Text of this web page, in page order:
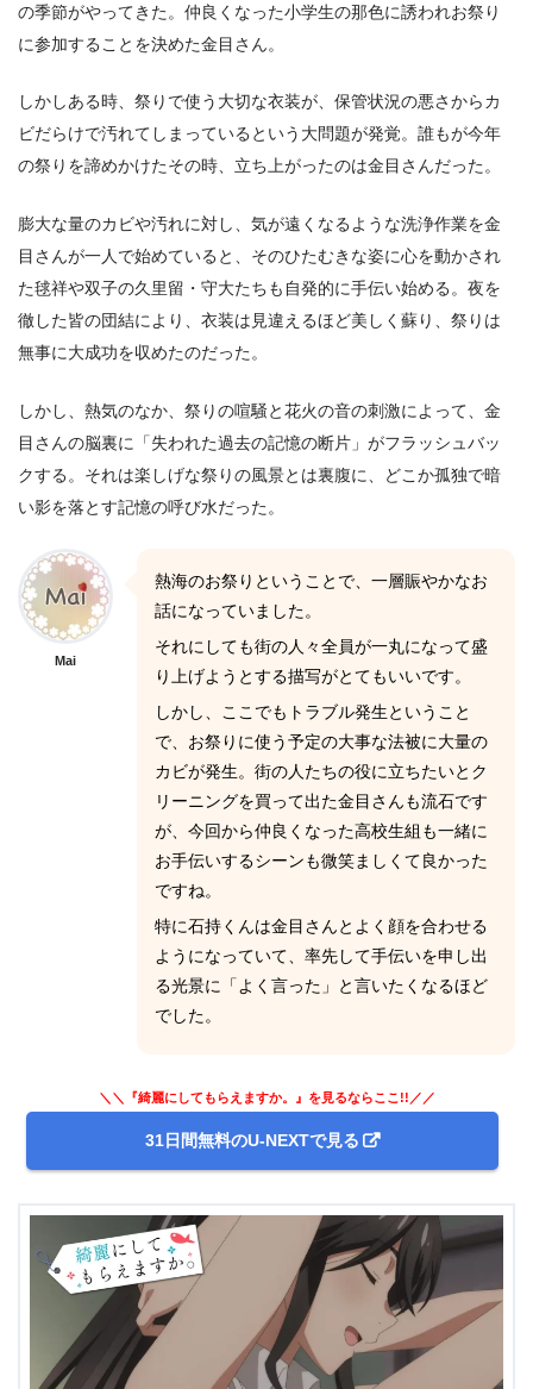
の季節がやってきた。仲良くなった小学生の那色に誘われお祭り
に参加することを決めた金目さん。
しかしある時、祭りで使う大切な衣装が、保管状況の悪さからカ
ビだらけで汚れてしまっているという大問題が発覚。誰もが今年
の祭りを諦めかけたその時、立ち上がったのは金目さんだった。
膨大な量のカビや汚れに対し、気が遠くなるような洗浄作業を金
目さんが一人で始めていると、そのひたむきな姿に心を動かされ
た毬祥や双子の久里留・守大たちも自発的に手伝い始める。夜を
徹した皆の団結により、衣装は見違えるほど美しく蘇り、祭りは
無事に大成功を収めたのだった。
しかし、熱気のなか、祭りの喧騒と花火の音の刺激によって、金
目さんの脳裏に「失われた過去の記憶の断片」がフラッシュバッ
クする。それは楽しげな祭りの風景とは裏腹に、どこか孤独で暗
い影を落とす記憶の呼び水だった。
Mai
熱海のお祭りということで、一層賑やかなお
話になっていました。
それにしても街の人々全員が一丸になって盛
り上げようとする描写がとてもいいです。
しかし、ここでもトラブル発生ということ
で、お祭りに使う予定の大事な法被に大量の
カビが発生。街の人たちの役に立ちたいとク
リーニングを買って出た金目さんも流石です
が、今回から仲良くなった高校生組も一緒に
お手伝いするシーンも微笑ましくて良かった
ですね。
特に石持くんは金目さんとよく顔を合わせる
ようになっていて、率先して手伝いを申し出
る光景に「よく言った」と言いたくなるほど
でした。
＼＼『綺麗にしてもらえますか。』を見るならここ!!／／
31日間無料のU-NEXTで見る